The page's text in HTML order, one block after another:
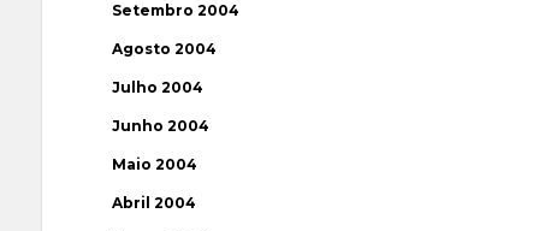
Setembro 2004
Agosto 2004
Julho 2004
Junho 2004
Maio 2004
Abril 2004